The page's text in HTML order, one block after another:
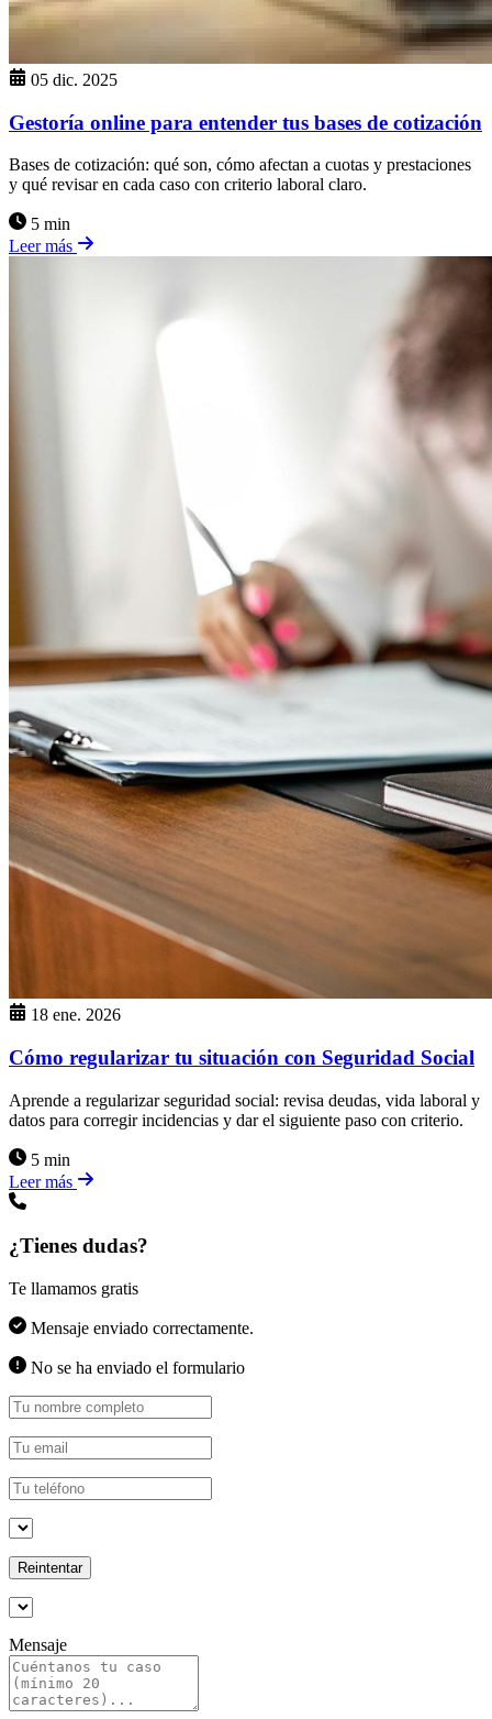
05 dic. 2025
Gestoría online para entender tus bases de cotización
Bases de cotización: qué son, cómo afectan a cuotas y prestaciones
y qué revisar en cada caso con criterio laboral claro.
5 min
Leer más
18 ene. 2026
Cómo regularizar tu situación con Seguridad Social
Aprende a regularizar seguridad social: revisa deudas, vida laboral y
datos para corregir incidencias y dar el siguiente paso con criterio.
5 min
Leer más
¿Tienes dudas?
Te llamamos gratis
Mensaje enviado correctamente.
No se ha enviado el formulario
Reintentar
Mensaje